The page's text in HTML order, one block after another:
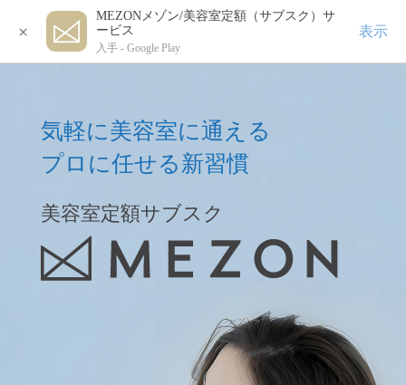
×
MEZONメゾン/美容室定額（サブスク）サ
ービス
入手 - Google Play
表示
気軽に美容室に通える
プロに任せる新習慣
美容室定額サブスク